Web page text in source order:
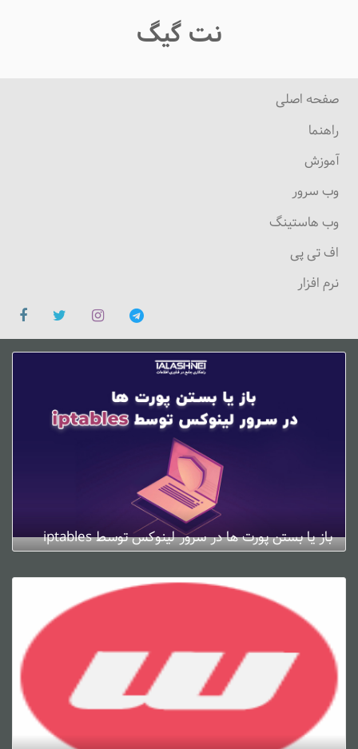
نت گیگ
صفحه اصلی
راهنما
آموزش
وب سرور
وب هاستینگ
اف تی پی
نرم افزار
باز یا بستن پورت ها در سرور لینوکس توسط iptables